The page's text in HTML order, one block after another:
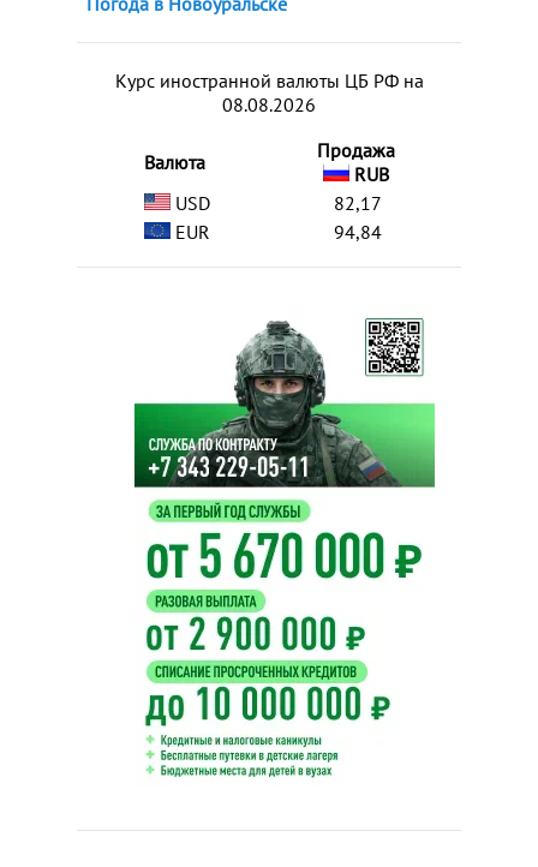
Курс иностранной валюты ЦБ РФ на
08.08.2026
Валюта
Продажа
RUB
USD
82,17
EUR
94,84